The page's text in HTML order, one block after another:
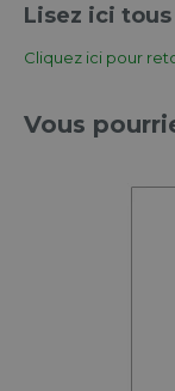
Lisez ici
Cliquez ici pour
Vous